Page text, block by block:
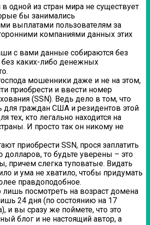
в одной из стран мира не существует
бы занимались
выплатами пользователям за
компаниями данных этих
с вами данные собираются без
каких-либо денежных
мошенники даже и не на этом,
приобрести и ввести номер
(SSN). Ведь дело в том, что
для граждан США и резидентов этой
тех, кто легально находится на
И просто так он никому не
приобрести SSN, прося заплатить
долларов, то будьте уверены – это
причем слегка туповатые. Видать
и ума не хватило, чтобы придумать
правдоподобное.
лишь посмотреть на возраст домена
24 дня (по состоянию на 17
и вы сразу же поймете, что это
блог и не настоящий автор, а